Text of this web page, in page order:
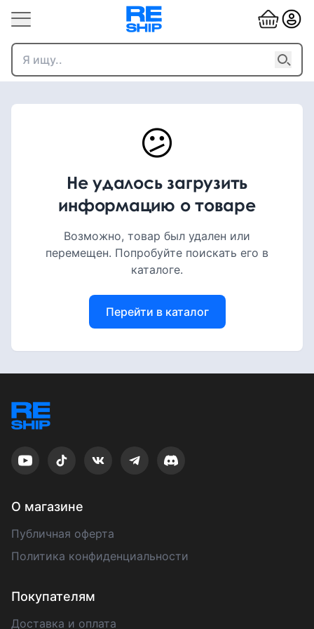
😕
Не удалось загрузить
информацию о товаре
Возможно, товар был удален или
перемещен. Попробуйте поискать его в
каталоге.
Перейти в каталог
О магазине
Публичная оферта
Политика конфиденциальности
Покупателям
Доставка и оплата